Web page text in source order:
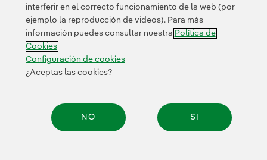
Política de cookies Configuración de cookies Accesibilidad
Canal de denuncias
© 2026 Iberdrola, S.A. Reservados todos los derechos.
interferir en el correcto funcionamiento de la web (por
ejemplo la reproducción de videos). Para más
información puedes consultar nuestra Política de
Cookies
Configuración de cookies
¿Aceptas las cookies?
NO SI